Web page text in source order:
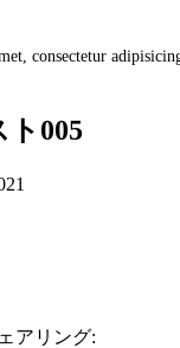
consectetur
ト005
アリング: